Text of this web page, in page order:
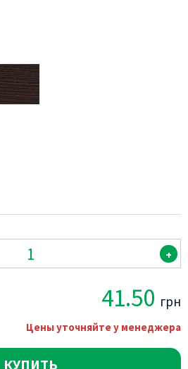
+
41.50 грн
Цены уточняйте у менеджера
КУПИТЬ